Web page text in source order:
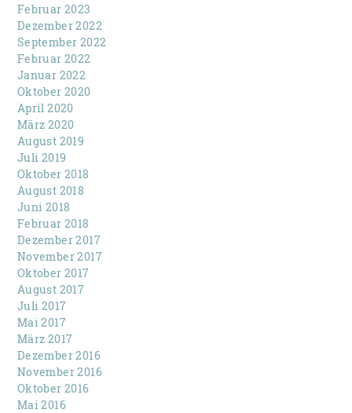
Februar 2023
Dezember 2022
September 2022
Februar 2022
Januar 2022
Oktober 2020
April 2020
März 2020
August 2019
Juli 2019
Oktober 2018
August 2018
Juni 2018
Februar 2018
Dezember 2017
November 2017
Oktober 2017
August 2017
Juli 2017
Mai 2017
März 2017
Dezember 2016
November 2016
Oktober 2016
Mai 2016